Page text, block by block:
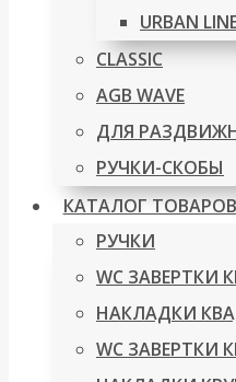
URBAN
CLASSIC
AGB WAVE
ДЛЯ
РУЧКИ-СКОБЫ
КАТАЛОГ ТОВАРОВ
РУЧКИ
WC ЗАВЕРТКИ
НАКЛАДКИ
WC ЗАВЕРТКИ